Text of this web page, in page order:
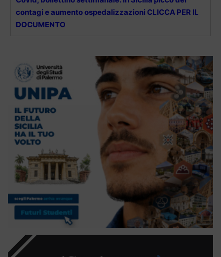
contagi e aumento ospedalizzazioni CLICCA PER IL
DOCUMENTO